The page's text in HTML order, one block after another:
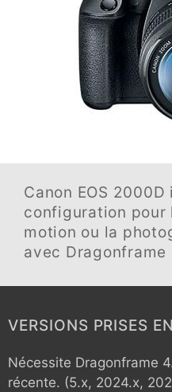
Canon EOS 2000D
configuration pour
motion ou la
avec Dragonframe
VERSIONS PRISES
Nécessite Dragonframe
récente. (5.x, 2024.x,